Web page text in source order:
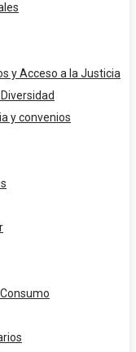
y Acceso a la Justicia
y convenios